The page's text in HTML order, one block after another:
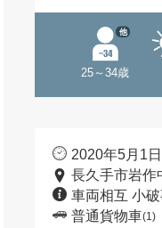
25～34歳
他
2020年5月1
長久手市岩作
車両相互 小
普通貨物車(1)